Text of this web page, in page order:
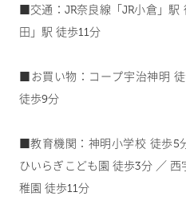
■交通：JR奈良線「JR小倉」
田」駅 徒歩11分
■お買い物：コープ宇治神明
徒歩9分
■教育機関：神明小学校 徒歩5
ひいらぎこども園 徒歩3分 ／
稚園 徒歩11分